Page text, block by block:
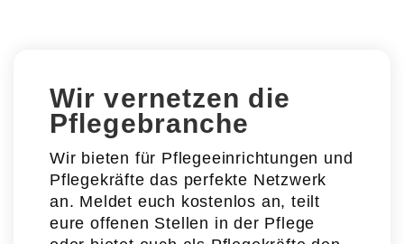
Wir vernetzen die
Pflegebranche
Wir bieten für Pflegeeinrichtungen und
Pflegekräfte das perfekte Netzwerk
an. Meldet euch kostenlos an, teilt
eure offenen Stellen in der Pflege